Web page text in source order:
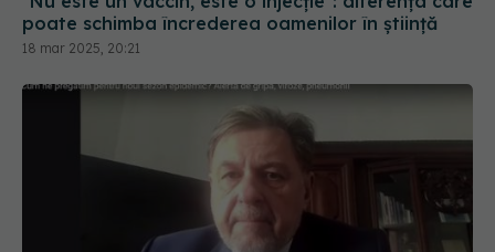
18 mar 2025, 20:21